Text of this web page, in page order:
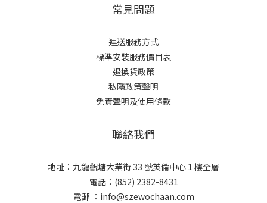
常見問題
運送服務方式
標準安裝服務價目表
退換貨政策
私隱政策聲明
免責聲明及使用條款
聯絡我們
地址：九龍觀塘大業街 33 號英倫中心 1 樓全層
電話：(852) 2382-8431
電郵 ： info@szewochaan.com